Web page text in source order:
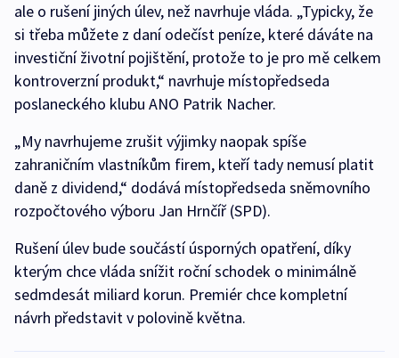
ale o rušení jiných úlev, než navrhuje vláda. „Typicky, že
si třeba můžete z daní odečíst peníze, které dáváte na
investiční životní pojištění, protože to je pro mě celkem
kontroverzní produkt,“ navrhuje místopředseda
poslaneckého klubu ANO Patrik Nacher.
„My navrhujeme zrušit výjimky naopak spíše
zahraničním vlastníkům firem, kteří tady nemusí platit
daně z dividend,“ dodává místopředseda sněmovního
rozpočtového výboru Jan Hrnčíř (SPD).
Rušení úlev bude součástí úsporných opatření, díky
kterým chce vláda snížit roční schodek o minimálně
sedmdesát miliard korun. Premiér chce kompletní
návrh představit v polovině května.